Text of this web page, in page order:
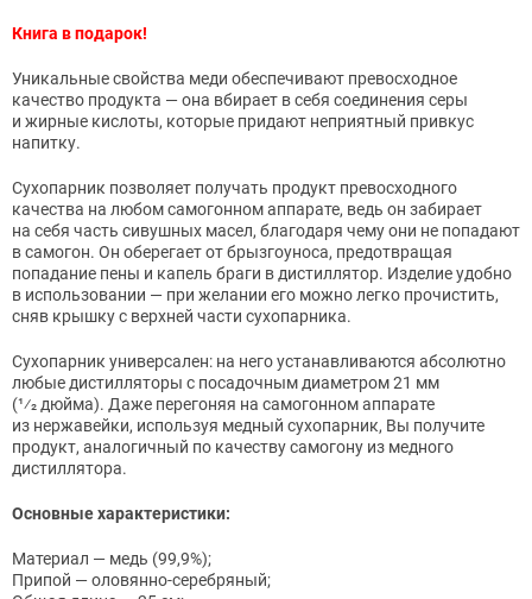
Книга в подарок!
Уникальные свойства меди обеспечивают превосходное
качество продукта — она вбирает в себя соединения серы
и жирные кислоты, которые придают неприятный привкус
напитку.
Сухопарник позволяет получать продукт превосходного
качества на любом самогонном аппарате, ведь он забирает
на себя часть сивушных масел, благодаря чему они не попадают
в самогон. Он оберегает от брызгоуноса, предотвращая
попадание пены и капель браги в дистиллятор. Изделие удобно
в использовании — при желании его можно легко прочистить,
сняв крышку с верхней части сухопарника.
Сухопарник универсален: на него устанавливаются абсолютно
любые дистилляторы с посадочным диаметром 21 мм
(1⁄2 дюйма). Даже перегоняя на самогонном аппарате
из нержавейки, используя медный сухопарник, Вы получите
продукт, аналогичный по качеству самогону из медного
дистиллятора.
Основные характеристики:
Материал — медь (99,9%);
Припой — оловянно-серебряный;